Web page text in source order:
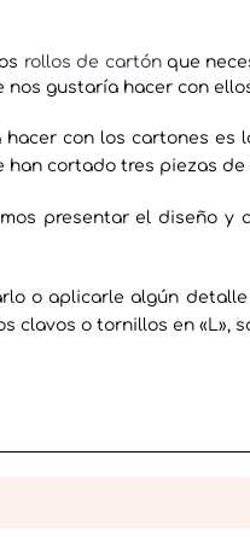
rollos de cartónque
gustaría hacer con
con los cartones es
han cortado tres piezas de
presentar el diseño y
o aplicarle algún
clavos o tornillos en «L»,